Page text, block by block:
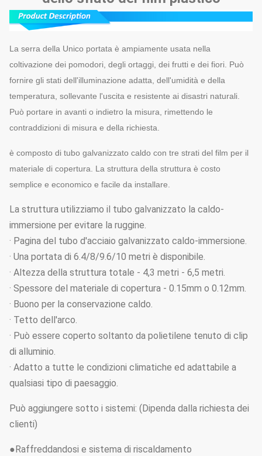
La serra della Unico portata è ampiamente usata nella
coltivazione dei pomodori, degli ortaggi, dei frutti e dei fiori. Può
fornire gli stati dell'illuminazione adatta, dell'umidità e della
temperatura, sollevante l'uscita e resistente ai disastri naturali.
Può portare in avanti o indietro la misura, rimettendo le
contraddizioni di misura e della richiesta.
è composto di tubo galvanizzato caldo con tre strati del film per il
materiale di copertura. La struttura della struttura è costo
semplice e economico e facile da installare.
La struttura utilizziamo il tubo galvanizzato la caldo-
immersione per evitare la ruggine.
· Pagina del tubo d'acciaio galvanizzato caldo-immersione.
· Una portata di 6.4/8/9.6/10 metri è disponibile.
· Altezza della struttura totale - 4,3 metri - 6,5 metri.
· Spessore del materiale di copertura - 0.15mm o 0.12mm.
· Buono per la conservazione caldo.
· Tetto dell'arco.
· Può essere coperto soltanto da polietilene tenuto di clip
di alluminio.
· Adatto a tutte le condizioni climatiche ed adattabile a
qualsiasi tipo di paesaggio.
Può aggiungere sotto i sistemi: (Dipenda dalla richiesta dei
clienti)
●Raffreddandosi e sistema di riscaldamento